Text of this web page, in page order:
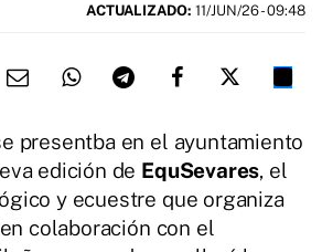
ACTUALIZADO: 11/JUN/26 - 09:48
presentba en el ayuntamiento
edición de EquSevares, el
y ecuestre que organiza
colaboración con el